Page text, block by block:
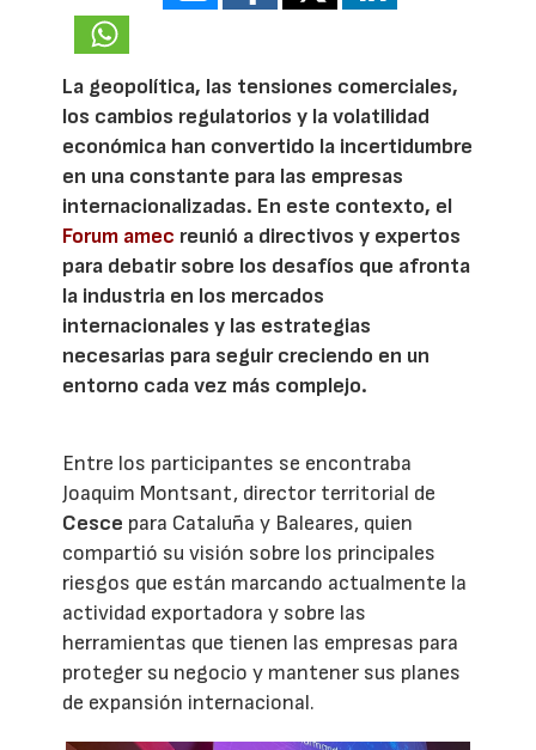
La geopolítica, las tensiones comerciales,
los cambios regulatorios y la volatilidad
económica han convertido la incertidumbre
en una constante para las empresas
internacionalizadas. En este contexto, el
Forum amec reunió a directivos y expertos
para debatir sobre los desafíos que afronta
la industria en los mercados
internacionales y las estrategias
necesarias para seguir creciendo en un
entorno cada vez más complejo.
Entre los participantes se encontraba
Joaquim Montsant, director territorial de
Cesce para Cataluña y Baleares, quien
compartió su visión sobre los principales
riesgos que están marcando actualmente la
actividad exportadora y sobre las
herramientas que tienen las empresas para
proteger su negocio y mantener sus planes
de expansión internacional.